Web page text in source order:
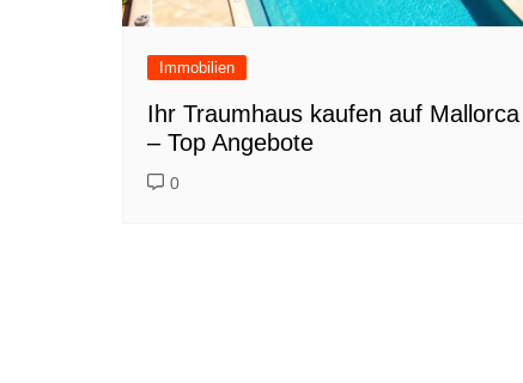
Immobilien
Ihr Traumhaus kaufen auf Mallorca
– Top Angebote
0